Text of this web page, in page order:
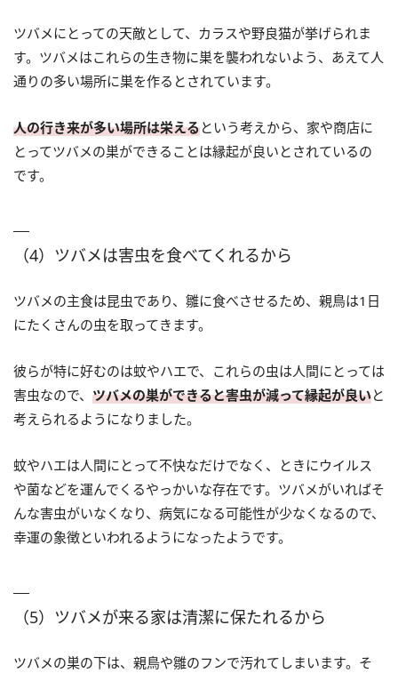
ツバメにとっての天敵として、カラスや野良猫が挙げられま
す。ツバメはこれらの生き物に巣を襲われないよう、あえて人
通りの多い場所に巣を作るとされています。
人の行き来が多い場所は栄えるという考えから、家や商店に
とってツバメの巣ができることは縁起が良いとされているの
です。
（4）ツバメは害虫を食べてくれるから
ツバメの主食は昆虫であり、雛に食べさせるため、親鳥は1日
にたくさんの虫を取ってきます。
彼らが特に好むのは蚊やハエで、これらの虫は人間にとっては
害虫なので、 ツバメの巣ができると害虫が減って縁起が良いと
考えられるようになりました。
蚊やハエは人間にとって不快なだけでなく、ときにウイルス
や菌などを運んでくるやっかいな存在です。ツバメがいればそ
んな害虫がいなくなり、病気になる可能性が少なくなるので、
幸運の象徴といわれるようになったようです。
（5）ツバメが来る家は清潔に保たれるから
ツバメの巣の下は、親鳥や雛のフンで汚れてしまいます。そ